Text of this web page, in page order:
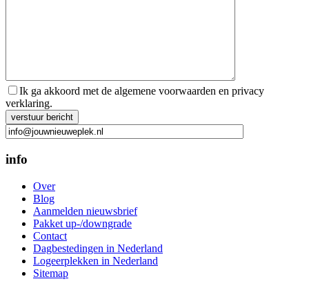
Ik ga akkoord met de algemene voorwaarden en privacy
verklaring.
Gelieve dit veld leeg te laten.
info
Over
Blog
Aanmelden nieuwsbrief
Pakket up-/downgrade
Contact
Dagbestedingen in Nederland
Logeerplekken in Nederland
Sitemap